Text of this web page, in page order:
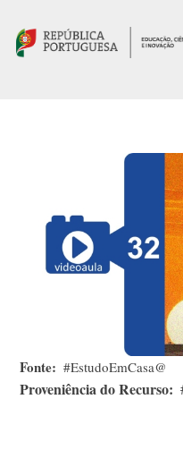
Fonte #EstudoEmCasa@
Proveniência do Recurso